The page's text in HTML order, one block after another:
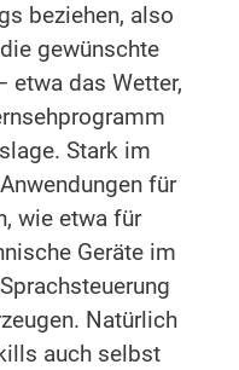
beziehen, also
gewünschte
etwa das Wetter,
Stark im
für
wie etwa für
Geräte im
Natürlich
auch selbst